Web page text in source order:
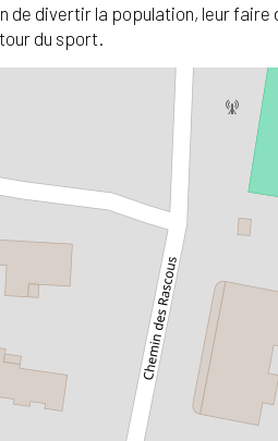
de divertir la population, leur
du sport.